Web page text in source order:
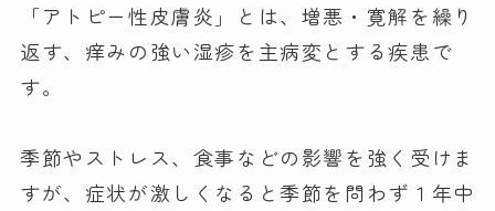
「アトピー性皮膚炎」とは、増悪・寛解を繰り
返す、痒みの強い湿疹を主病変とする疾患で
す。
季節やストレス、食事などの影響を強く受けま
すが、症状が激しくなると季節を問わず１年中